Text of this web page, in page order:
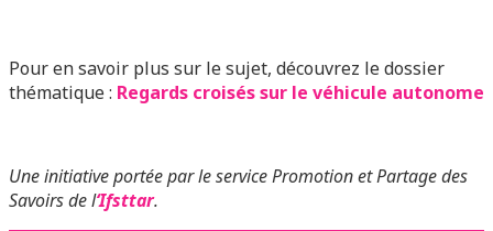
Pour en savoir plus sur le sujet, découvrez le dossier
thématique : Regards croisés sur le véhicule autonome
Une initiative portée par le service Promotion et Partage des
Savoirs de l‘Ifsttar.